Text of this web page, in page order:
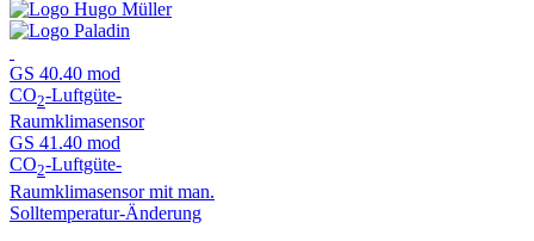
GS 40.40 mod
CO2-Luftgüte-
Raumklimasensor
GS 41.40 mod
CO2-Luftgüte-
Raumklimasensor mit man.
Solltemperatur-Änderung